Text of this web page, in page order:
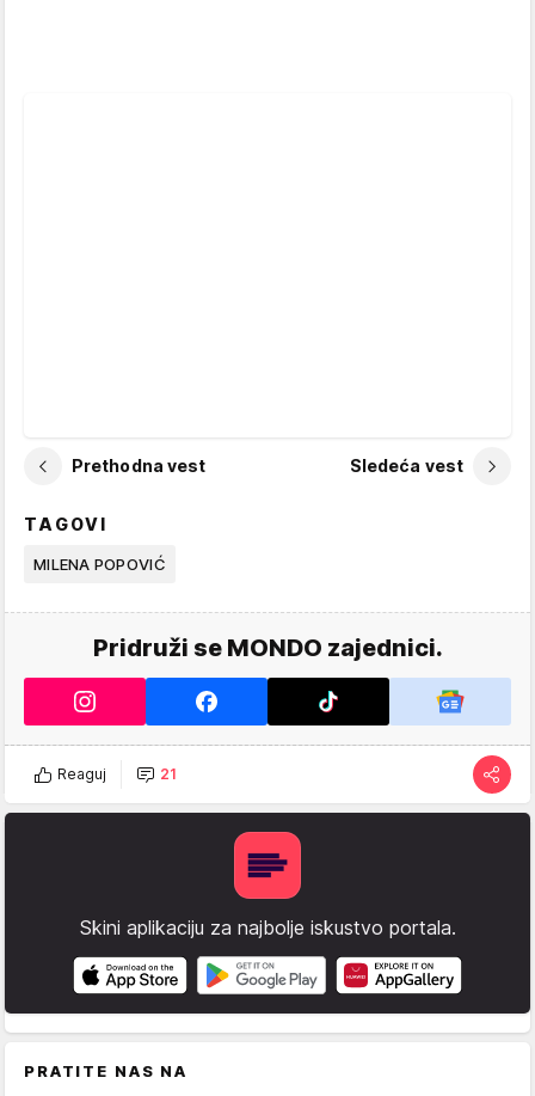
Prethodna vest Sledeća vest
TAGOVI
MILENA POPOVIĆ
Pridruži se MONDO zajednici.
Reaguj 21
Skini aplikaciju za najbolje iskustvo portala.
PRATITE NAS NA